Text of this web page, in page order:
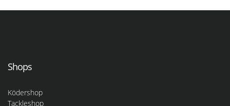
Shops
Ködershop
Tackleshop